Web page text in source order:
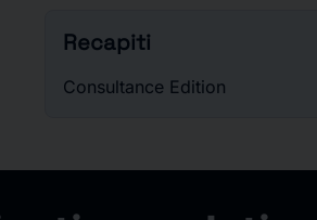
Recapiti
Consultance Edition